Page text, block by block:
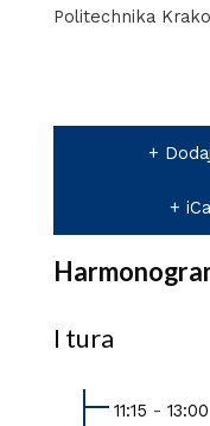
Politechnika
+
+
I tura
11:15 - 13:00